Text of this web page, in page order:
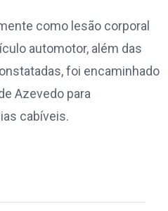
como lesão corporal
automotor, além das
foi encaminhado
Azevedo para
cabíveis.